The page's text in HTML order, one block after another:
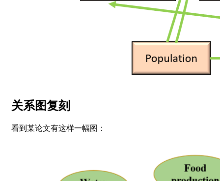
关系图复刻
看到某论文有这样一幅图：